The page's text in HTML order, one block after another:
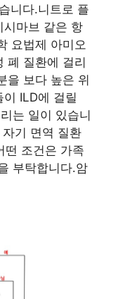
니다.니트로 플
시마브 같은 항
요법제 아미오
폐 질환에 걸리
을 보다 높은 위
ILD에 걸릴
는 일이 있습니
기 면역 질환
떤 조건은 가족
부탁합니다.암